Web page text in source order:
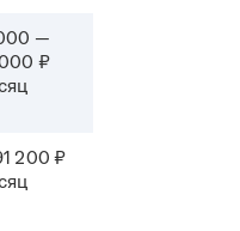
—
₽
200 ₽